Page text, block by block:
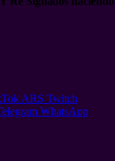
ARS Twitch
WhatsApp